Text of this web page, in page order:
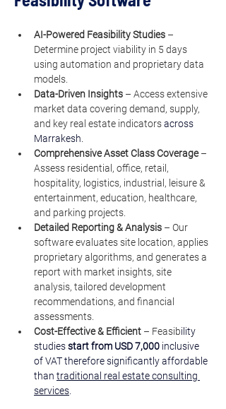
AI-Powered Feasibility Studies –
Determine project viability in 5 days
using automation and proprietary data
models.
Data-Driven Insights – Access extensive
market data covering demand, supply,
and key real estate indicators across
Marrakesh.
Comprehensive Asset Class Coverage –
Assess residential, office, retail,
hospitality, logistics, industrial, leisure &
entertainment, education, healthcare,
and parking projects.
Detailed Reporting & Analysis – Our
software evaluates site location, applies
proprietary algorithms, and generates a
report with market insights, site
analysis, tailored development
recommendations, and financial
assessments.
Cost-Effective & Efficient – Feasibility
studies start from USD 7,000 inclusive
of VAT therefore significantly affordable
than traditional real estate consulting
services